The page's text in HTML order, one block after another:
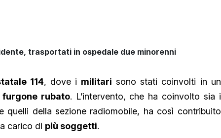
trasportati in ospedale due minorenni
114, dove i militari sono stati coinvolti in un
rubato. L’intervento, che ha coinvolto sia i
quelli della sezione radiomobile, ha così contribuito
a carico di più soggetti.